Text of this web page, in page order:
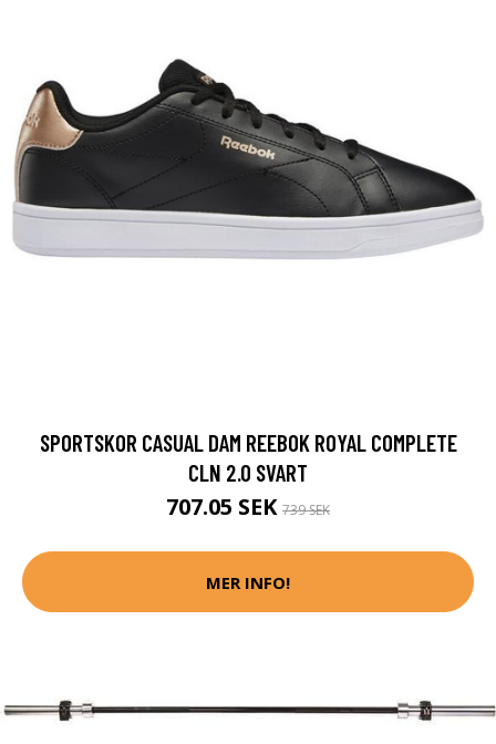
SPORTSKOR CASUAL DAM REEBOK ROYAL COMPLETE
CLN 2.0 SVART
707.05 SEK 739 SEK
MER INFO!